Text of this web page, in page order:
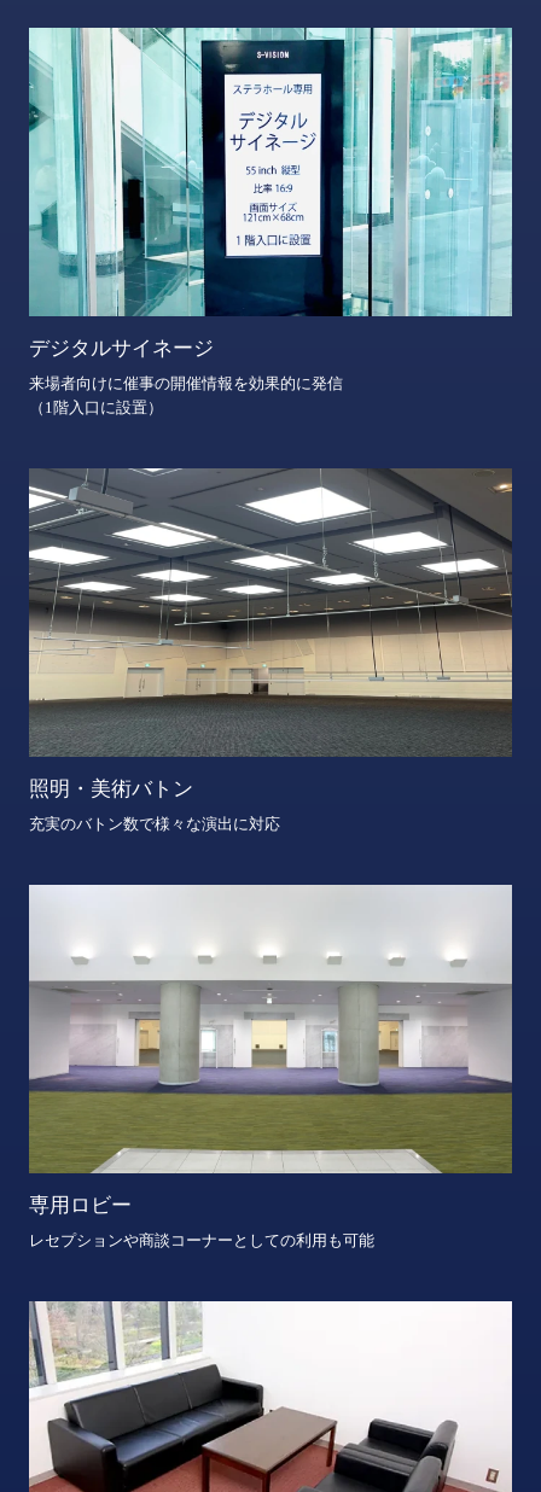
デジタルサイネージ
来場者向けに催事の開催情報を効果的に発信
（1階入口に設置）
照明・美術バトン
充実のバトン数で様々な演出に対応
専用ロビー
レセプションや商談コーナーとしての利用も可能